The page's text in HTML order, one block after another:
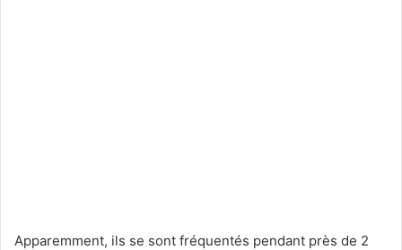
Apparemment, ils se sont fréquentés pendant près de 2